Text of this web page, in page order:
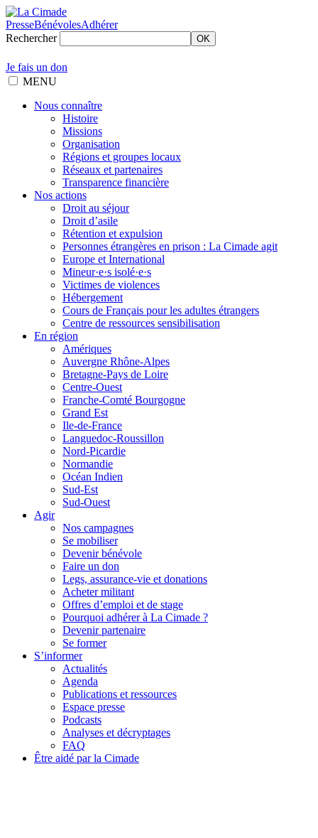
PresseBénévolesAdhérer
Rechercher
OK
Je fais un don
MENU
Nous connaître
Histoire
Missions
Organisation
Régions et groupes locaux
Réseaux et partenaires
Transparence financière
Nos actions
Droit au séjour
Droit d’asile
Rétention et expulsion
Personnes étrangères en prison : La Cimade agit
Europe et International
Mineur·e·s isolé·e·s
Victimes de violences
Hébergement
Cours de Français pour les adultes étrangers
Centre de ressources sensibilisation
En région
Amériques
Auvergne Rhône-Alpes
Bretagne-Pays de Loire
Centre-Ouest
Franche-Comté Bourgogne
Grand Est
Ile-de-France
Languedoc-Roussillon
Nord-Picardie
Normandie
Océan Indien
Sud-Est
Sud-Ouest
Agir
Nos campagnes
Se mobiliser
Devenir bénévole
Faire un don
Legs, assurance-vie et donations
Acheter militant
Offres d’emploi et de stage
Pourquoi adhérer à La Cimade ?
Devenir partenaire
Se former
S’informer
Actualités
Agenda
Publications et ressources
Espace presse
Podcasts
Analyses et décryptages
FAQ
Être aidé par la Cimade